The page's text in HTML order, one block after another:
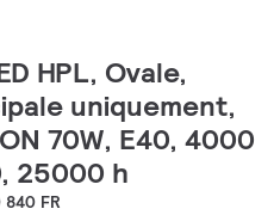
HPL, Ovale,
uniquement,
70W, E40, 4000
25000 h
840 FR